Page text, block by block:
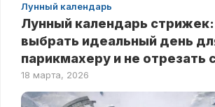
Лунный календарь
Лунный календарь
выбрать идеальный день
парикмахеру и не отрезать
18 марта, 2026